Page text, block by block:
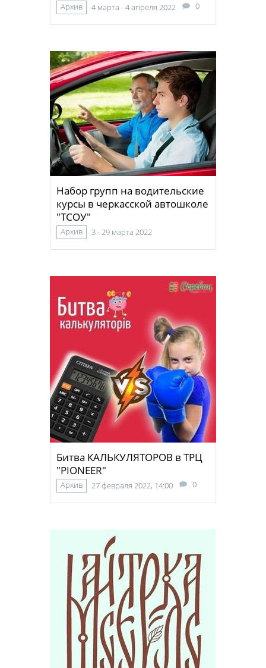
Архив 4 марта - 4 апреля 2022 0
Набор групп на водительские
курсы в черкасской автошколе
"ТСОУ"
Архив 3 - 29 марта 2022
Битва КАЛЬКУЛЯТОРОВ в ТРЦ
"PIONEER"
Архив 27 февраля 2022, 14:00 0